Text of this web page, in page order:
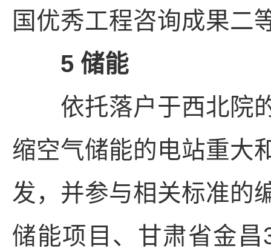
国优秀工程咨询成果二
5 储能
依托落户于西北院的
缩空气储能的电站重大
发，并参与相关标准的
储能项目、甘肃省金